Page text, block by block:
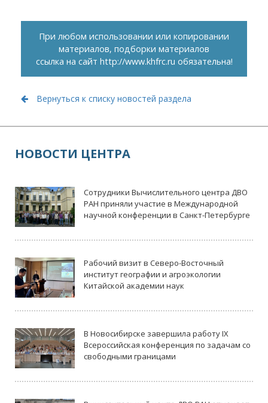
При любом использовании или копировании
материалов, подборки материалов
ссылка на сайт http://www.khfrc.ru обязательна!
Вернуться к списку новостей раздела
НОВОСТИ ЦЕНТРА
Сотрудники Вычислительного центра ДВО
РАН приняли участие в Международной
научной конференции в Санкт-Петербурге
Рабочий визит в Северо-Восточный
институт географии и агроэкологии
Китайской академии наук
В Новосибирске завершила работу IX
Всероссийская конференция по задачам со
свободными границами